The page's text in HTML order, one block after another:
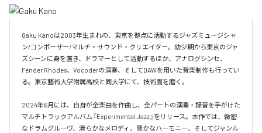
Gaku Kanoは2003年生まれの、東京を拠点に活動するジャズミュージシャ
ン/コンポーザー/マルチ・サウンド・クリエイター。幼少期から東京のジャ
ズシーンに身を置き、ドラマーとして活動するほか、アナログシンセ、
Fender Rhodes、Vocoderの演奏、そしてDAWを用いた音楽制作も行ってい
る。東京藝術大学附属高校と同大学にて、技術面を磨く。
2024年6月には、自身が全楽曲を作曲し、全パートの演奏・録音を手がけた
マルチトラックアルバム『Experimental Jazz』をリリース。本作では、緻密
なドラムグルーヴ、滑らかなメロディ、豊かなハーモニー、そしてジャンル